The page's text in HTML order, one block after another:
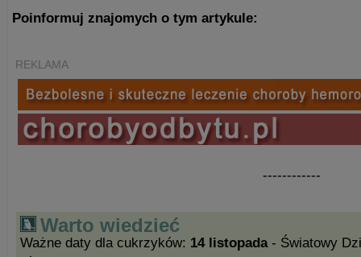
Poinformuj znajomych o tym artykule:
REKLAMA
------------
Warto wiedzieć
Ważne daty dla cukrzyków: 14 listopada- Światowy